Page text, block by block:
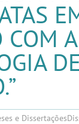
COM A
e Dissertações